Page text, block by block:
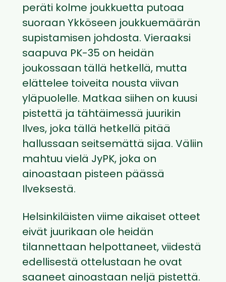
peräti kolme joukkuetta putoaa
suoraan Ykköseen joukkuemäärän
supistamisen johdosta. Vieraaksi
saapuva PK-35 on heidän
joukossaan tällä hetkellä, mutta
elättelee toiveita nousta viivan
yläpuolelle. Matkaa siihen on kuusi
pistettä ja tähtäimessä juurikin
Ilves, joka tällä hetkellä pitää
hallussaan seitsemättä sijaa. Väliin
mahtuu vielä JyPK, joka on
ainoastaan pisteen päässä
Ilveksestä.
Helsinkiläisten viime aikaiset otteet
eivät juurikaan ole heidän
tilannettaan helpottaneet, viidestä
edellisestä ottelustaan he ovat
saaneet ainoastaan neljä pistettä.